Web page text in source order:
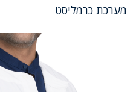
מערכת כרמליסט